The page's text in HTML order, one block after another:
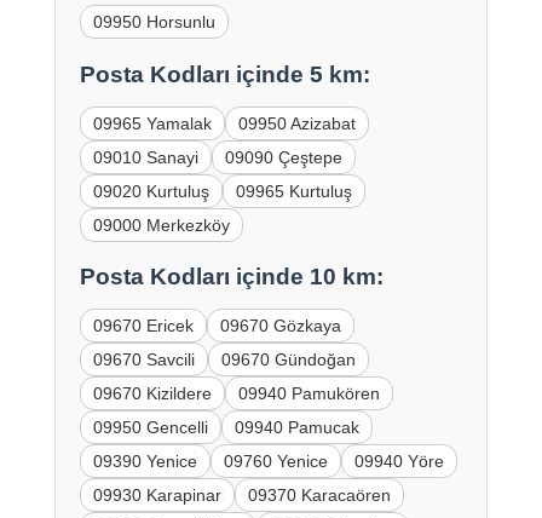
09950 Horsunlu
Posta Kodları içinde 5 km:
09965 Yamalak
09950 Azizabat
09010 Sanayi
09090 Çeştepe
09020 Kurtuluş
09965 Kurtuluş
09000 Merkezköy
Posta Kodları içinde 10 km:
09670 Ericek
09670 Gözkaya
09670 Savcili
09670 Gündoğan
09670 Kizildere
09940 Pamukören
09950 Gencelli
09940 Pamucak
09390 Yenice
09760 Yenice
09940 Yöre
09930 Karapinar
09370 Karacaören